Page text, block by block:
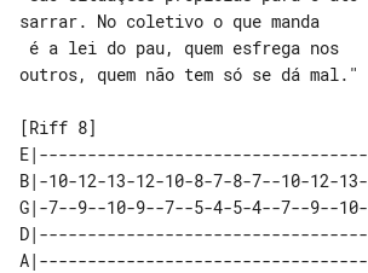
sarrar. No coletivo o que manda
outros, quem não tem só se dá mal."
E|----------------------------------
B|-10-12-13-12-10-8-7-8-7--10-12-13-
G|-7--9--10-9--7--5-4-5-4--7--9--10-
D|----------------------------------
A|----------------------------------